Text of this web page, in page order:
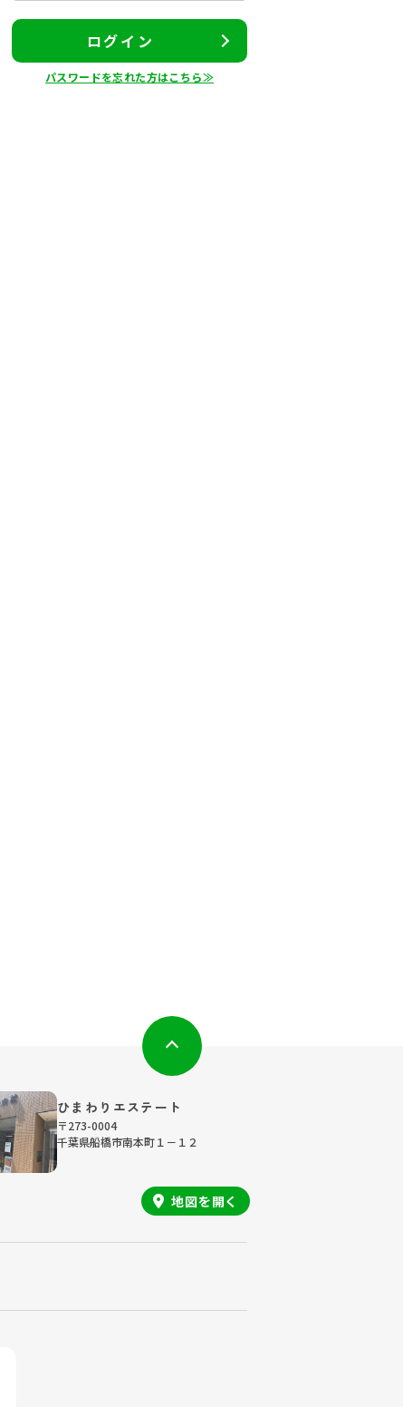
ログイン
パスワードを忘れた方はこちら≫
ひまわりエステート
〒273-0004
千葉県船橋市南本町１－１２
地図を開く